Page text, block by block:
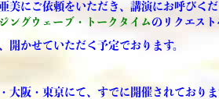
美にご依頼をいただき、講演にお呼びく
ングウェーブ・トークタイムのリクエスト
開かせていただく予定でおります。
大阪・東京にて、すでに開催されておりま